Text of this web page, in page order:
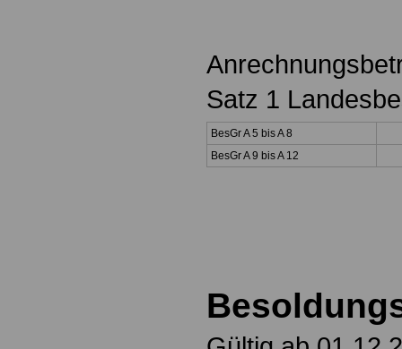
Satz 1
BesGr A 5 bis A 8
BesGr A 9 bis A 12